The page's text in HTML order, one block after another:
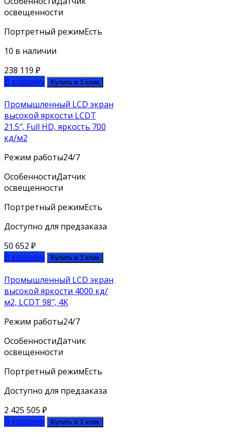
освещенности
Портретный режимЕсть
10 в наличии
238 119 ₽
В корзину
Купить в 1 клик
Промышленный LCD экран
высокой яркости LCDT
21.5″, Full HD, яркость 700
кд/м2
Режим работы24/7
ОсобенностиДатчик
освещенности
Портретный режимЕсть
Доступно для предзаказа
50 652 ₽
В корзину
Купить в 1 клик
Промышленный LCD экран
высокой яркости 4000 кд/
м2, LCDT 98″, 4K
Режим работы24/7
ОсобенностиДатчик
освещенности
Портретный режимЕсть
Доступно для предзаказа
2 425 505 ₽
В корзину
Купить в 1 клик